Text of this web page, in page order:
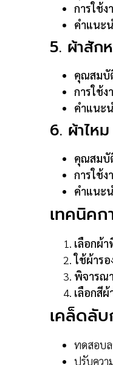
การใช้ง
คำแนะ
5. ผ้าสัก
คุณสมบั
การใช้ง
คำแนะ
6. ผ้าไห
คุณสมบั
การใช้ง
คำแนะ
เทคนิคก
เลือกผ้
ใช้ผ้าร
พิจารณ
เลือกสี
เคล็ดลับ
ทดสอบล
ปรับควา